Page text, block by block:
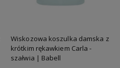
Wiskozowa koszulka damska z
krótkim rękawkiem Carla -
szałwia | Babell